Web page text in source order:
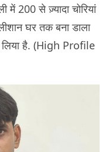
में 200 से ज़्यादा चोरियां
घर तक बना डाला
लिया है. (High Profile